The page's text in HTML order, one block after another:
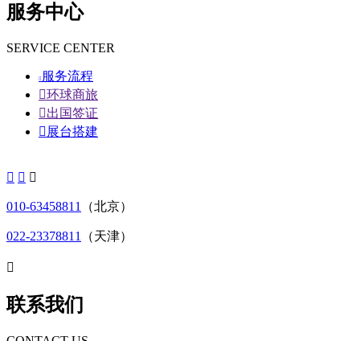
服务中心
SERVICE CENTER
 服务流程
环球商旅
出国签证
 展台搭建
  
010-63458811 （北京）
022-23378811 （天津）

联系我们